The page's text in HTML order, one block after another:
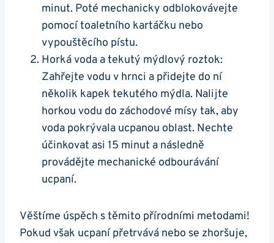
minut. Poté mechanicky⁣ odblokovávejte⁤
pomocí‌ toaletního kartáčku ⁣nebo
vypouštěcího pístu.
Horká voda ‌a tekutý mýdlový roztok:
‌Zahřejte vodu v hrnci a přidejte do ní
několik kapek tekutého mýdla. Nalijte
horkou vodu do záchodové ​mísy tak, aby
voda pokrývala ucpanou oblast. Nechte
účinkovat asi 15 minut a následně
provádějte mechanické odbourávání
ucpaní.
Věštíme úspěch‍ s⁣ těmito přírodními‌ metodami!
Pokud však ucpaní přetrvává nebo se zhoršuje,